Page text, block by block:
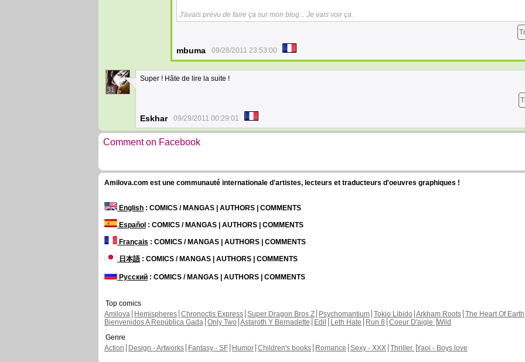
J'avais prévu de faire ça sur mon blog... Je vais voir ça.
mbuma 09/28/2011 23:53:00
31
Super ! Hâte de lire la suite !
Eskhar 09/29/2011 00:29:01
Comment on Facebook
Amilova.com est une communauté internationale d'artistes, lecteurs et traducteurs d'oeuvres graphiques !
English : COMICS / MANGAS | AUTHORS | COMMENTS
Español : COMICS / MANGAS | AUTHORS | COMMENTS
Français : COMICS / MANGAS | AUTHORS | COMMENTS
日本語: COMICS / MANGAS | AUTHORS | COMMENTS
Русский : COMICS / MANGAS | AUTHORS | COMMENTS
Top comics
Amilova
Hemispheres Chronoctis Express Super Dragon Bros Z Psychomantium Tokio Libido Arkham Roots The Heart Of Earth
Bienvenidos A República Gada Only Two Astaroth Y Bernadette Edil Leth Hate Run 8 Coeur D'aigle Wild
Genre
Action
Design - Artworks Fantasy - SF Humor Children's books Romance Sexy - XXX Thriller Yaoi - Boys love